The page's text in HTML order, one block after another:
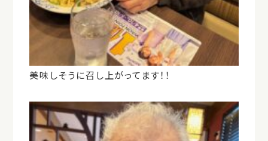
美味しそうに召し上がってます！！